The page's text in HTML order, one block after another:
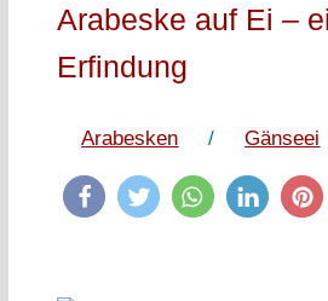
Arabeske auf Ei –
Erfindung
Arabesken / Gänseei